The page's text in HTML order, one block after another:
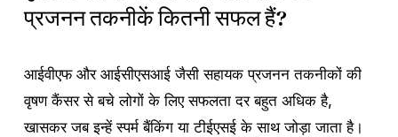
प्रजनन तकनीकें कितनी सफल हैं?
आईवीएफ और आईसीएसआई जैसी सहायक प्रजनन तकनीकों की
वृषण कैंसर से बचे लोगों के लिए सफलता दर बहुत अधिक है,
खासकर जब इन्हें स्पर्म बैंकिंग या टीईएसई के साथ जोड़ा जाता है।